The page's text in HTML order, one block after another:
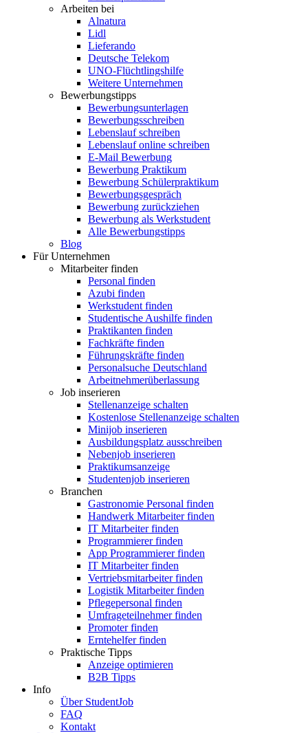
Arbeiten bei
Alnatura
Lidl
Lieferando
Deutsche Telekom
UNO-Flüchtlingshilfe
Weitere Unternehmen
Bewerbungstipps
Bewerbungsunterlagen
Bewerbungsschreiben
Lebenslauf schreiben
Lebenslauf online schreiben
E-Mail Bewerbung
Bewerbung Praktikum
Bewerbung Schülerpraktikum
Bewerbungsgespräch
Bewerbung zurückziehen
Bewerbung als Werkstudent
Alle Bewerbungstipps
Blog
Für Unternehmen
Mitarbeiter finden
Personal finden
Azubi finden
Werkstudent finden
Studentische Aushilfe finden
Praktikanten finden
Fachkräfte finden
Führungskräfte finden
Personalsuche Deutschland
Arbeitnehmerüberlassung
Job inserieren
Stellenanzeige schalten
Kostenlose Stellenanzeige schalten
Minijob inserieren
Ausbildungsplatz ausschreiben
Nebenjob inserieren
Praktikumsanzeige
Studentenjob inserieren
Branchen
Gastronomie Personal finden
Handwerk Mitarbeiter finden
IT Mitarbeiter finden
Programmierer finden
App Programmierer finden
IT Mitarbeiter finden
Vertriebsmitarbeiter finden
Logistik Mitarbeiter finden
Pflegepersonal finden
Umfrageteilnehmer finden
Promoter finden
Erntehelfer finden
Praktische Tipps
Anzeige optimieren
B2B Tipps
Info
Über StudentJob
FAQ
Kontakt